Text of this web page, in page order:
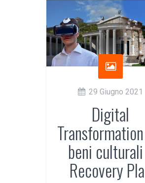
29 Giugno 2021
Digital
beni
Recovery